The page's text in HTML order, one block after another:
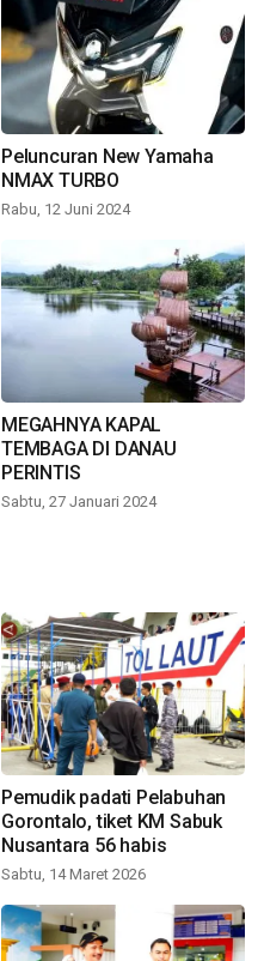
Peluncuran New Yamaha
NMAX TURBO
Rabu, 12 Juni 2024
MEGAHNYA KAPAL
TEMBAGA DI DANAU
PERINTIS
Sabtu, 27 Januari 2024
Pemudik padati Pelabuhan
Gorontalo, tiket KM Sabuk
Nusantara 56 habis
Sabtu, 14 Maret 2026